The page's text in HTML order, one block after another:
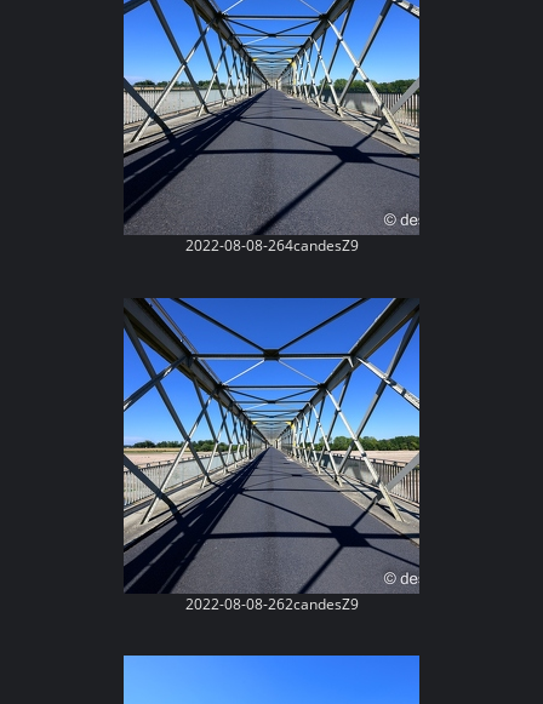
2022-08-08-264candesZ9
2022-08-08-262candesZ9